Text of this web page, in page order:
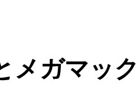
メガマッ